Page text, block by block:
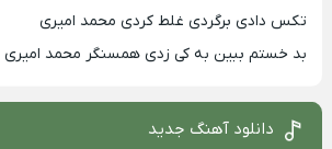
تکس دادی برگردی غلط کردی محمد امیری
بد خستم ببین به کی زدی همسنگر محمد امیری
دانلود آهنگ جدید